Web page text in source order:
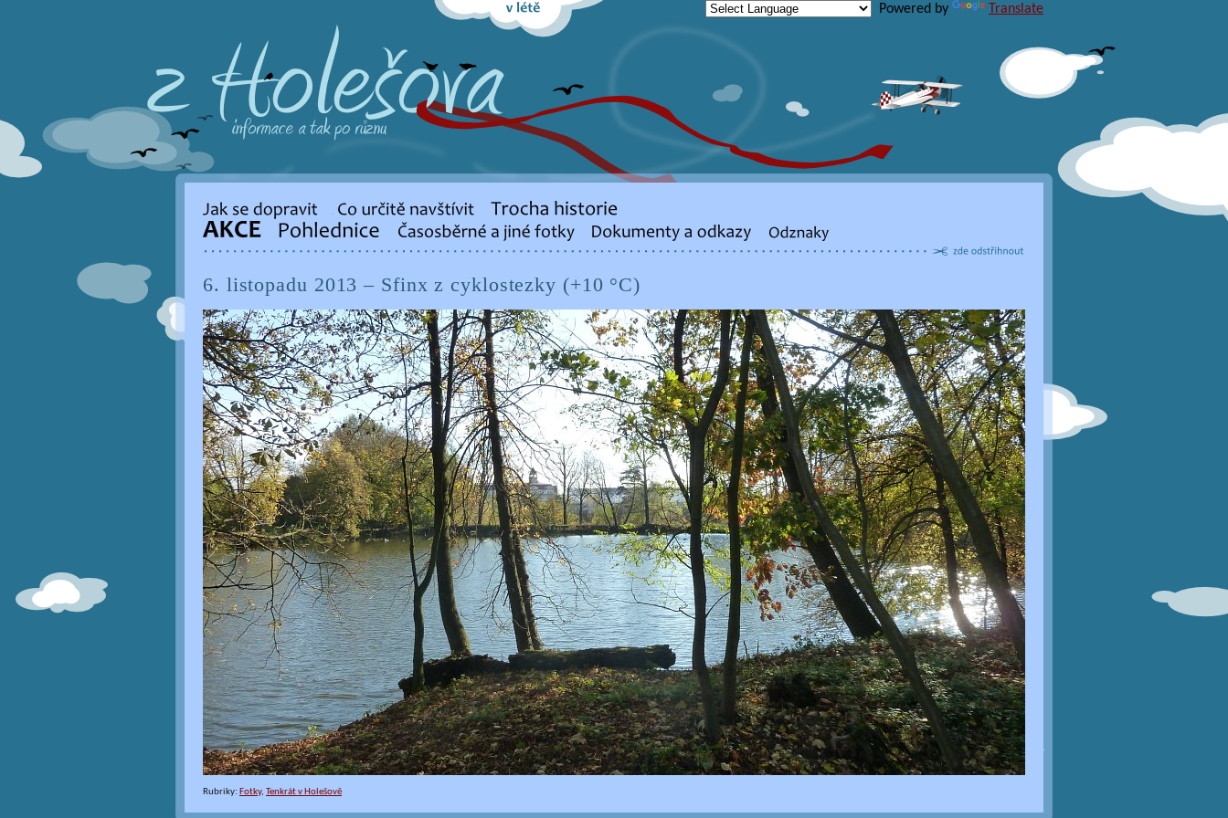
Powered by Translate
6. listopadu 2013 – Sfinx z cyklostezky (+10 °C)
Rubriky: Fotky, Tenkrát v Holešově